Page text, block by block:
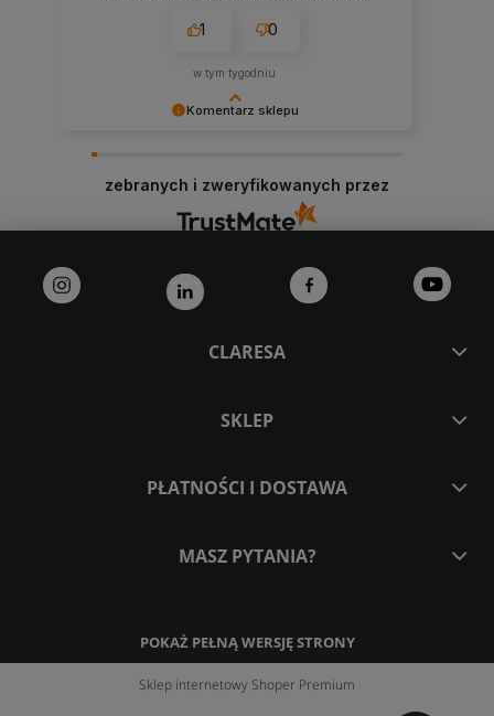
Komentarz sklepu
że jesteśmy na właściwym torze :) Z
1 0
w tym tygodniu
zebranych i zweryfikowanych przez
CLARESA
SKLEP
PŁATNOŚCI I DOSTAWA
MASZ PYTANIA?
POKAŻ PEŁNĄ WERSJĘ STRONY
Sklep internetowy Shoper Premium